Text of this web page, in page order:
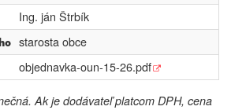
Ing. ján Štrbík
starosta obce
objednavka-oun-15-26.pdf
Ak je dodávateľ platcom DPH, cena